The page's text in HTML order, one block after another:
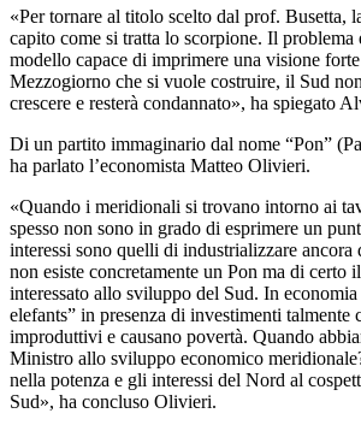
«Per tornare al titolo scelto dal prof. Busetta,
capito come si tratta lo scorpione. Il problema
modello capace di imprimere una visione
Mezzogiorno che si vuole costruire, il Sud
crescere e resterà condannato», ha spiegato
Di un partito immaginario dal nome “Pon”
ha parlato l’economista Matteo Olivieri.
«Quando i meridionali si trovano intorno ai
spesso non sono in grado di esprimere un
interessi sono quelli di industrializzare
non esiste concretamente un Pon ma di certo
interessato allo sviluppo del Sud. In
elefants” in presenza di investimenti talmente
improduttivi e causano povertà. Quando
Ministro allo sviluppo economico
nella potenza e gli interessi del Nord al
Sud», ha concluso Olivieri.